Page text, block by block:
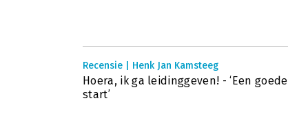
Recensie | Henk Jan Kamsteeg
Hoera, ik ga leidinggeven! - ‘Een goede
start’